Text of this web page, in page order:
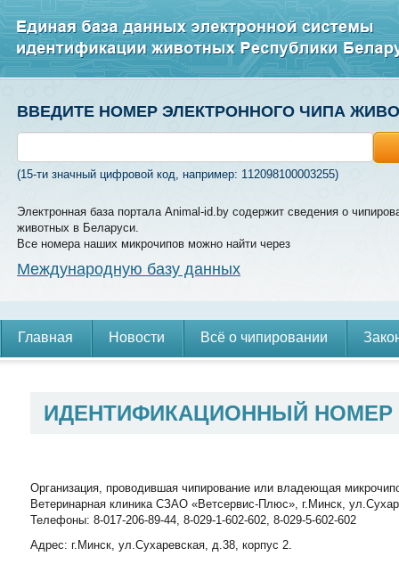
ВВЕДИТЕ НОМЕР ЭЛЕКТРОННОГО ЧИПА
(15-ти значный цифровой код, например: 112098100003255)
Электронная база портала Animal-id.by содержит сведения о
животных в Беларуси.
Все номера наших микрочипов можно найти через
Международную базу данных
Главная Новости Всё о чипировании
ИДЕНТИФИКАЦИОННЫЙ
Организация, проводившая чипирование или владеющая
Ветеринарная клиника СЗАО «Ветсервис-Плюс», г.Минск,
Телефоны: 8-017-206-89-44, 8-029-1-602-602, 8-029-5-602-602
Адрес: г.Минск, ул.Сухаревская, д.38, корпус 2.